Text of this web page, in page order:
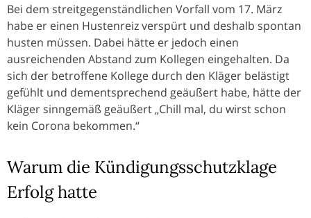
Bei dem streitgegenständlichen Vorfall vom 17. März
habe er einen Hustenreiz verspürt und deshalb spontan
husten müssen. Dabei hätte er jedoch einen
ausreichenden Abstand zum Kollegen eingehalten. Da
sich der betroffene Kollege durch den Kläger belästigt
gefühlt und dementsprechend geäußert habe, hätte der
Kläger sinngemäß geäußert „Chill mal, du wirst schon
kein Corona bekommen.“
Warum die Kündigungsschutzklage
Erfolg hatte